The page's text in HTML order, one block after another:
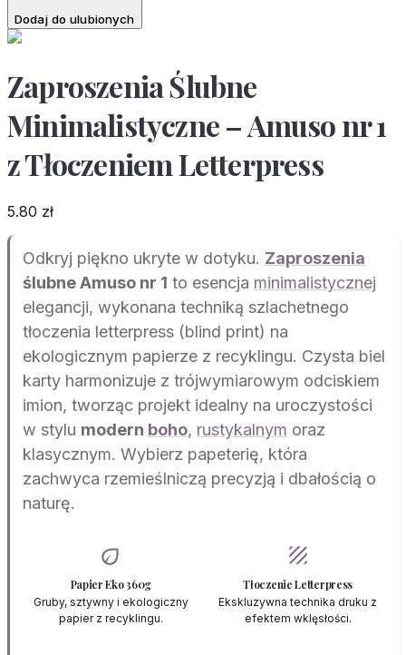
Dodaj do ulubionych
Zaproszenia Ślubne
Minimalistyczne – Amuso nr 1
z Tłoczeniem Letterpress
5.80 zł
Odkryj piękno ukryte w dotyku. Zaproszenia
ślubne Amuso nr 1 to esencja minimalistycznej
elegancji, wykonana techniką szlachetnego
tłoczenia letterpress (blind print) na
ekologicznym papierze z recyklingu. Czysta biel
karty harmonizuje z trójwymiarowym odciskiem
imion, tworząc projekt idealny na uroczystości
w stylu modern boho, rustykalnym oraz
klasycznym. Wybierz papeterię, która
zachwyca rzemieślniczą precyzją i dbałością o
naturę.
eco
Papier Eko 360g
Gruby, sztywny i ekologiczny
papier z recyklingu.
texture
Tłoczenie Letterpress
Ekskluzywna technika druku z
efektem wklęsłości.